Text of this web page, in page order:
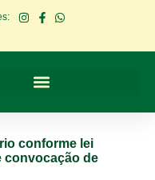
conforme lei
convocação de